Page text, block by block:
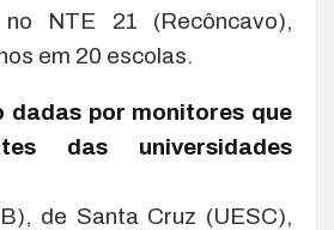
NTE 21 (Recôncavo),
em 20 escolas.
dadas por monitores que
das universidades
de Santa Cruz (UESC),